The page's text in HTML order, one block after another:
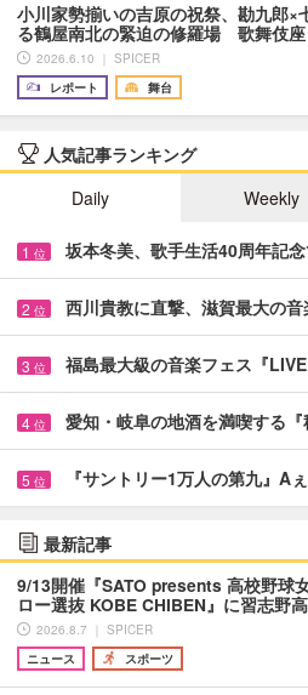
小川家勢揃いの吉原の祝祭、勘九郎×
る鶴屋南北の緊迫の修羅場 歌舞伎
2026.6.10 ｜ SPICER
レポート
舞台
人気記事ランキング
Daily
Weekly
1 位 坂本冬美、歌手生活40周年記
2 位 西川貴教に直撃、滋賀最大の
3 位 福島最大級の音楽フェス『
4 位 愛知・岐阜の地酒を満喫する
5 位 『サントリー1万人の第九』
最新記事
9/13開催『SATO presents 高校野球
ロー選抜 KOBE CHIBEN』に習志野
2026.8.7 ｜ SPICER
ニュース
スポーツ